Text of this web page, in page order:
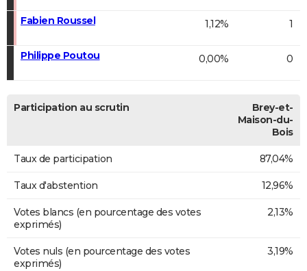
Fabien Roussel 1,12% 1
Philippe Poutou 0,00% 0
Participation au scrutin
Brey-et-
Maison-du-
Bois
Taux de participation 87,04%
Taux d'abstention 12,96%
Votes blancs (en pourcentage des votes
exprimés)
2,13%
Votes nuls (en pourcentage des votes
exprimés)
3,19%